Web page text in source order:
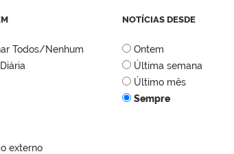
Todos/Nenhum
externo
NOTÍCIAS DESDE
Ontem
Última semana
Último mês
Sempre